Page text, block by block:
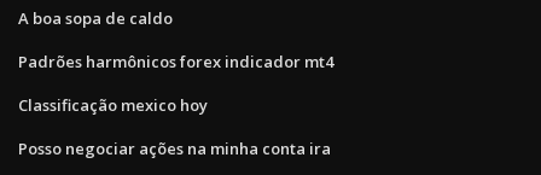
A boa sopa de caldo
Padrões harmônicos forex indicador mt4
Classificação mexico hoy
Posso negociar ações na minha conta ira